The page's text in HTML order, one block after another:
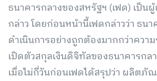
ธนาคารกลางของสหรัฐฯ (เฟด) เป็น
กล่าว โดยก่อนหน้านี้เฟดกล่าวว่า ธน
ดำเนินการอย่างถูกต้องมากกว่าความ
เปิดตัวสกุลเงินดิจิทัลของธนาคารกล
เมื่อไม่กี่วันก่อนเฟดได้สรุปว่า ผลิตภั